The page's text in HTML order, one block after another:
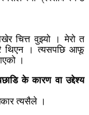
चित्त वुझ्यो । मेरो त
थिएन । त्यसपछि आफू
।
के कारण वा उद्देश्य
त्यसैले ।